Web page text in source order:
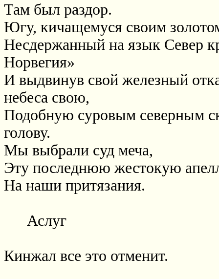
Там был раздор.
Югу, кичащемуся своим
Несдержанный на язык Север
Норвегия»
И выдвинув свой железный
небеса свою,
Подобную суровым северным
голову.
Мы выбрали суд меча,
Эту последнюю жестокую
На наши притязания.
Аслуг
Кинжал все это отменит.